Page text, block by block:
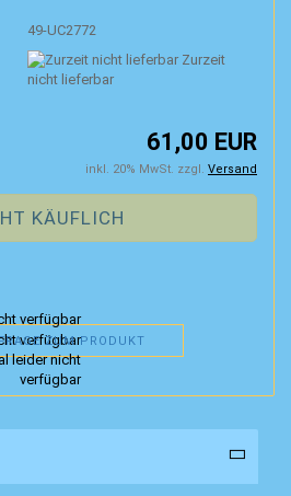
49-UC2772
Zurzeit
nicht lieferbar
61,00 EUR
inkl. 20% MwSt. zzgl. Versand
ZUM PRODUKT